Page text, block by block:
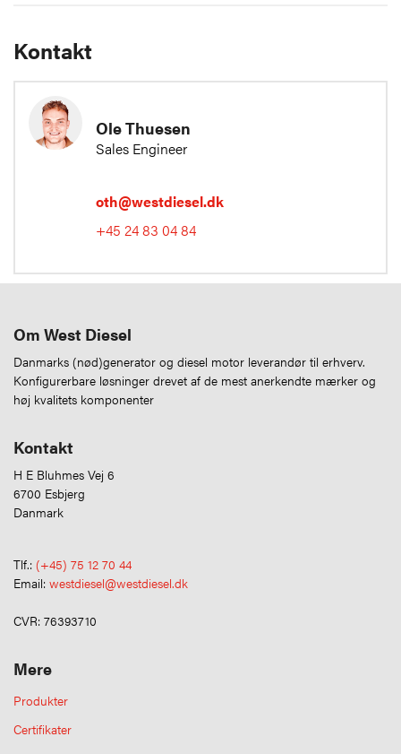
Kontakt
Ole Thuesen
Sales Engineer
oth@westdiesel.dk
+45 24 83 04 84
Om West Diesel
Danmarks (nød)generator og diesel motor leverandør til erhverv.
Konfigurerbare løsninger drevet af de mest anerkendte mærker og
høj kvalitets komponenter
Kontakt
H E Bluhmes Vej 6
6700 Esbjerg
Danmark
Tlf.: (+45) 75 12 70 44
Email: westdiesel@westdiesel.dk
CVR: 76393710
Mere
Produkter
Certifikater